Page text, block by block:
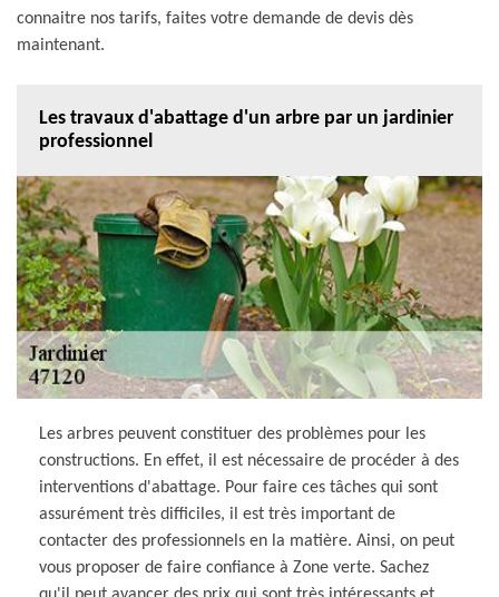
connaitre nos tarifs, faites votre demande de devis dès
maintenant.
Les travaux d'abattage d'un arbre par un jardinier
professionnel
Les arbres peuvent constituer des problèmes pour les
constructions. En effet, il est nécessaire de procéder à des
interventions d'abattage. Pour faire ces tâches qui sont
assurément très difficiles, il est très important de
contacter des professionnels en la matière. Ainsi, on peut
vous proposer de faire confiance à Zone verte. Sachez